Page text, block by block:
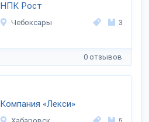
НПК Рост
Чебоксары 3
0 отзывов
Компания «Лекси»